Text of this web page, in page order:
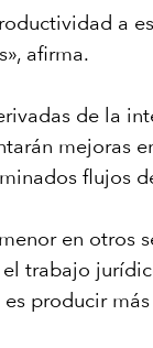
a
afirma.
de la
mejoras
flujos
en otros
trabajo
producir